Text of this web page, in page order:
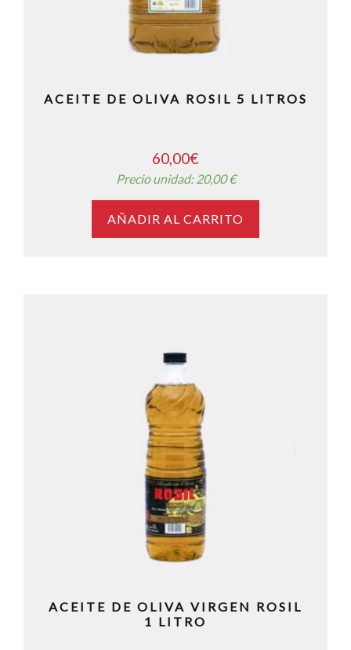
ACEITE DE OLIVA ROSIL 5 LITROS
60,00€
Precio unidad: 20,00 €
AÑADIR AL CARRITO
ACEITE DE OLIVA VIRGEN ROSIL
1 LITRO